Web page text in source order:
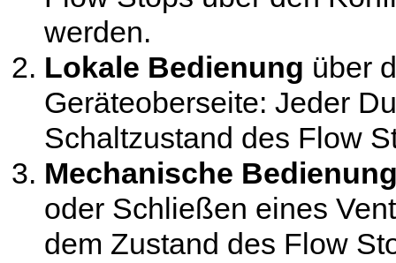
werden.
Lokale Bedienung über
Geräteoberseite: Jeder
Schaltzustand des Flow
Mechanische
oder Schließen eines
dem Zustand des Flow